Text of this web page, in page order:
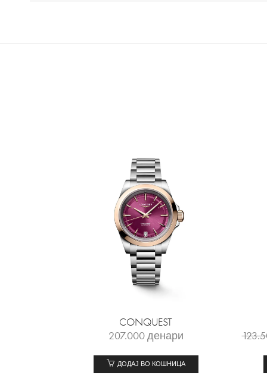
CONQUEST
207.000денари
ДОДАЈ ВО КОШНИЦА